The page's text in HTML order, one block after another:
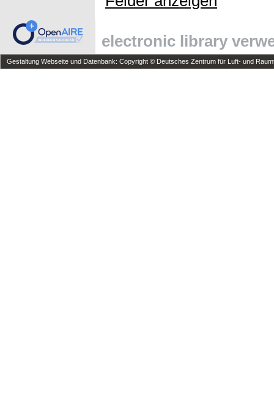
electronic library
Gestaltung Webseite und Datenbank: Copyright © Deutsches Zentrum für Luft- und